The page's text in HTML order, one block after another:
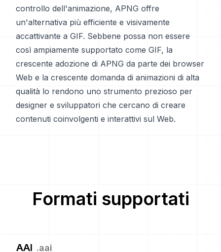
controllo dell'animazione, APNG offre
un'alternativa più efficiente e visivamente
accattivante a GIF. Sebbene possa non essere
così ampiamente supportato come GIF, la
crescente adozione di APNG da parte dei browser
Web e la crescente domanda di animazioni di alta
qualità lo rendono uno strumento prezioso per
designer e sviluppatori che cercano di creare
contenuti coinvolgenti e interattivi sul Web.
Formati supportati
AAI .aai